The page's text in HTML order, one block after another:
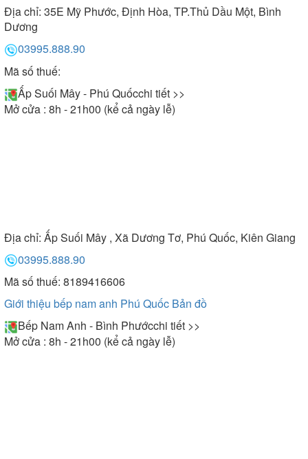
Địa chỉ: 35E Mỹ Phước, Định Hòa, TP.Thủ Dầu Một, Bình
Dương
03995.888.90
Mã số thuế:
Ấp Suối Mây - Phú Quốcchi tiết >>
Mở cửa : 8h - 21h00 (kể cả ngày lễ)
Địa chỉ: Ấp Suối Mây , Xã Dương Tơ, Phú Quốc, Kiên Giang
03995.888.90
Mã số thuế: 8189416606
Giới thiệu bếp nam anh Phú Quốc Bản đồ
Bếp Nam Anh - Bình Phướcchi tiết >>
Mở cửa : 8h - 21h00 (kể cả ngày lễ)